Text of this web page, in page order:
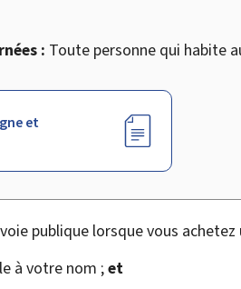
: Toute personne qui habite
et
publique lorsque vous
à votre nom ;et